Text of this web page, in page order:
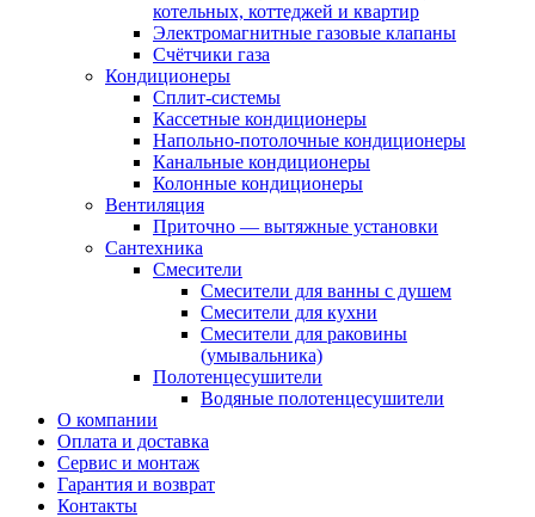
котельных, коттеджей и квартир
Электромагнитные газовые клапаны
Счётчики газа
Кондиционеры
Сплит-системы
Кассетные кондиционеры
Напольно-потолочные кондиционеры
Канальные кондиционеры
Колонные кондиционеры
Вентиляция
Приточно — вытяжные установки
Сантехника
Смесители
Смесители для ванны с душем
Смесители для кухни
Смесители для раковины
(умывальника)
Полотенцесушители
Водяные полотенцесушители
О компании
Оплата и доставка
Сервис и монтаж
Гарантия и возврат
Контакты